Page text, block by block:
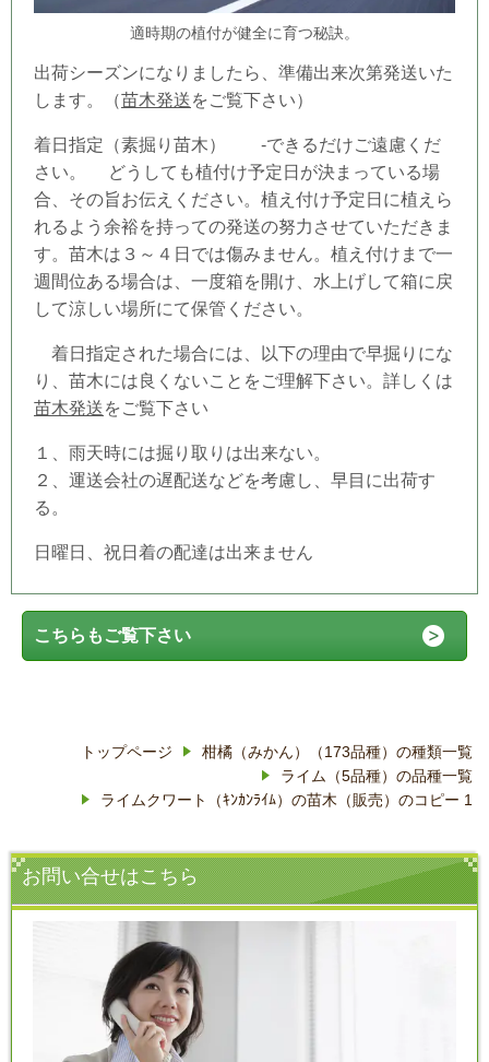
適時期の植付が健全に育つ秘訣。
出荷シーズンになりましたら、準備出来次第発送いた
します。（苗木発送をご覧下さい）
着日指定（素掘り苗木） -できるだけご遠慮くだ
さい。 どうしても植付け予定日 が決まっている場
合、その旨お伝えください。植え付け予定日 に植えら
れるよう余裕を持っての発送の努力させていただきま
す。苗木は３～４日では傷みません。植え付けまで一
週間位ある場合は、一度箱を開け、水上げして箱に戻
して涼しい場所にて保管ください。
着日指定された場合には、以下の理由で早掘りにな
り、苗木には良くないことをご理解下さい。詳しくは
苗木発送をご覧下さい
１、雨天時には掘り取りは出来ない。
２、運送会社の遅配送などを考慮し、早目に出荷す
る。
日曜日、祝日着の配達は出来ません
こちらもご覧下さい
トップページ
柑橘（みかん）（173品種）の種類一覧
ライム（5品種）の品種一覧
ライムクワート（ｷﾝｶﾝﾗｲﾑ）の苗木（販売）のコピー 1
お問い合せはこちら